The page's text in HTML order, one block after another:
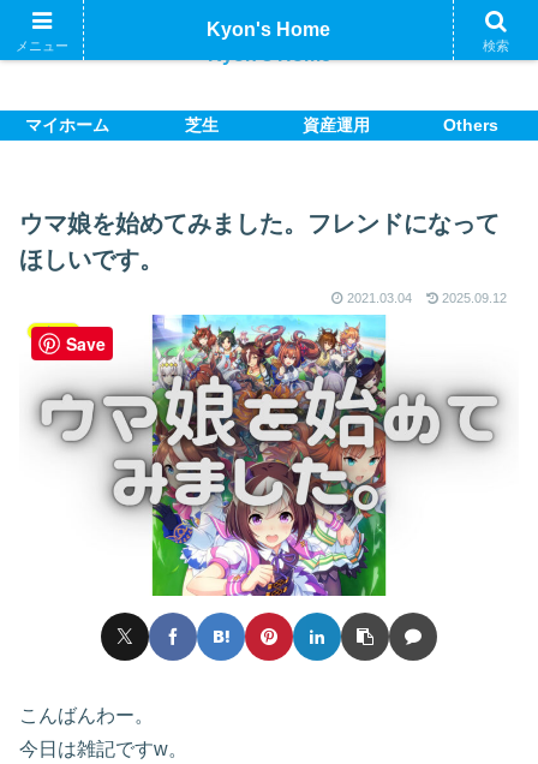
マイホーム 芝生 資産運用 Others
ウマ娘を始めてみました。フレンドになって
ほしいです。
2021.03.04 2025.09.12
ゲーム
こんばんわー。
今日は雑記ですw。
メニュー
Kyon's Home
検索
Save